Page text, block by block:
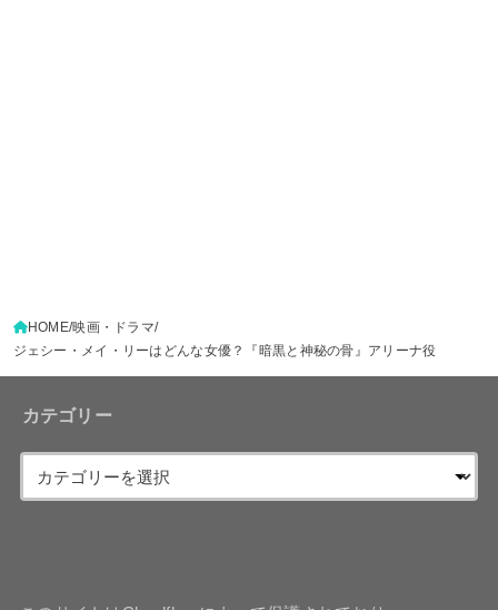
HOME 映画・ドラマ
ジェシー・メイ・リーはどんな女優？『暗黒と神秘の骨』アリーナ役
カテゴリー